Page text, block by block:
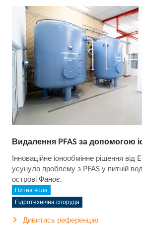
Видалення PFAS за допомогою
Інноваційне іонообмінне рішення від
усунуло проблему з PFAS у питній
острові Фаноє.
Питна вода
Гідротехнічна споруда
Дивитись референцію